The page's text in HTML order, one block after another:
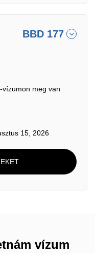
BBD 177
vízumon meg van
15, 2026
vízum